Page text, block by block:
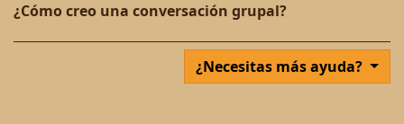
¿Cómo creo una conversación grupal?
¿Necesitas más ayuda?